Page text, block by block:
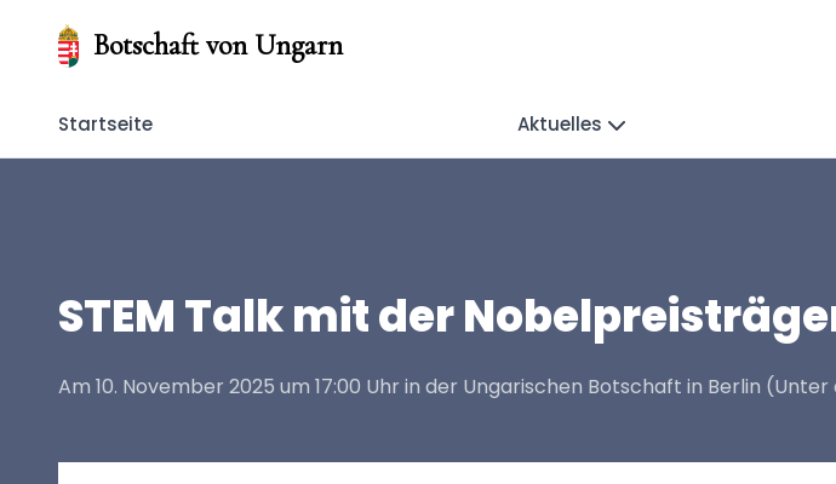
Botschaft von Ungarn
Startseite Aktuelles
STEM Talk mit der
Am 10. November 2025 um 17:00 Uhr in der Ungarischen Botschaft in Berlin (Unter